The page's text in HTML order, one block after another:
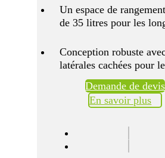
Un espace de
de 35 litres pour les
Conception robuste
latérales cachées pour
Demande de devis
En savoir plus